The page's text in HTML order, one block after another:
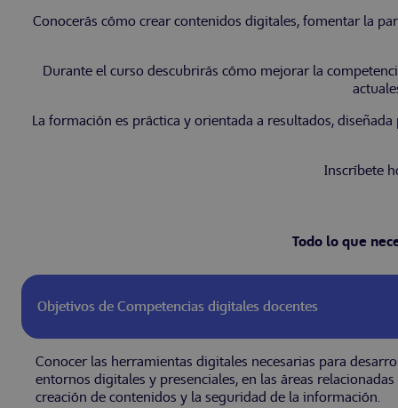
Conocerás cómo crear contenidos digitales, fomentar la
Durante el curso descubrirás cómo mejorar la
La formación es práctica y orientada a resultados,
Inscríbete
Todo lo que
Objetivos de Competencias digitales docentes
Conocer las herramientas digitales necesarias para
entornos digitales y presenciales, en las áreas
creación de contenidos y la seguridad de la información.